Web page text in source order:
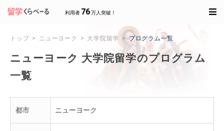
利用者 76万人突破！
トップ ニューヨーク 大学院留学 プログラム一覧
ニューヨーク 大学院留学のプログラム
一覧
都市 ニューヨーク